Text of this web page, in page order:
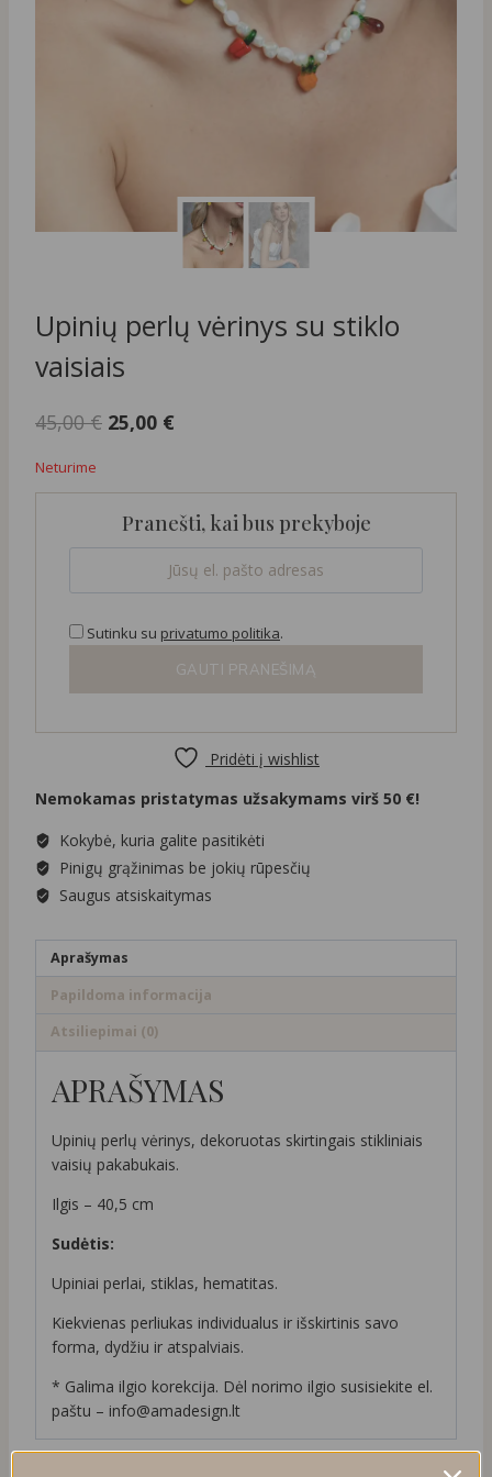
Upinių perlų vėrinys su stiklo
vaisiais
45,00€ Original
45,00 €.
25,00 €
25,00 €.
Neturime
Pranešti, kai bus prekyboje
Sutinku su privatumo politika.
GAUTI PRANEŠIMĄ
Pridėti į wishlist
Nemokamas pristatymas užsakymams virš 50 €!
Kokybė, kuria galite pasitikėti
Pinigų grąžinimas be jokių rūpesčių
Saugus atsiskaitymas
Aprašymas
Papildoma informacija
Atsiliepimai (0)
APRAŠYMAS
Upinių perlų vėrinys, dekoruotas skirtingais stikliniais
vaisių pakabukais.
Ilgis – 40,5 cm
Sudėtis:
Upiniai perlai, stiklas, hematitas.
Kiekvienas perliukas individualus ir išskirtinis savo
forma, dydžiu ir atspalviais.
* Galima ilgio korekcija. Dėl norimo ilgio susisiekite el.
paštu – info@amadesign.lt